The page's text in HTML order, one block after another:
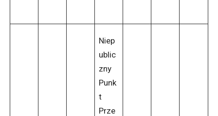
Niep
ublic
zny
Punk
t
Prze